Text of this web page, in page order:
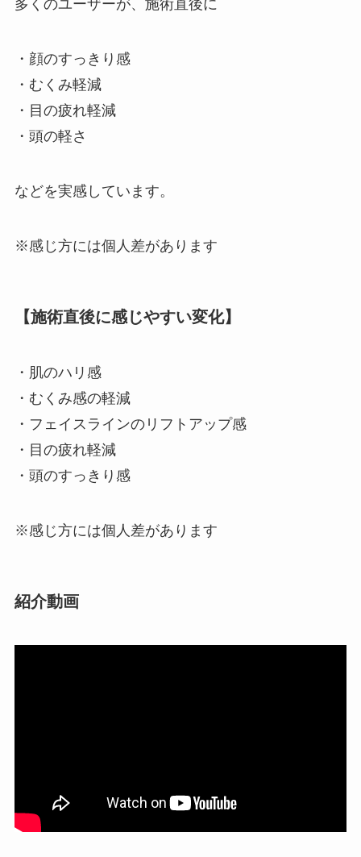
多くのユーザーが、施術直後に
・顔のすっきり感
・むくみ軽減
・目の疲れ軽減
・頭の軽さ
などを実感しています。
※感じ方には個人差があります
【施術直後に感じやすい変化】
・肌のハリ感
・むくみ感の軽減
・フェイスラインのリフトアップ感
・目の疲れ軽減
・頭のすっきり感
※感じ方には個人差があります
紹介動画